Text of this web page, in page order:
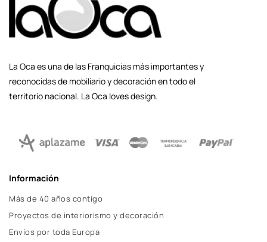
La Oca es una de las Franquicias más importantes y
reconocidas de mobiliario y decoración en todo el
territorio nacional. La Oca loves design.
Información
Más de 40 años contigo
Proyectos de interiorismo y decoración
Envíos por toda Europa